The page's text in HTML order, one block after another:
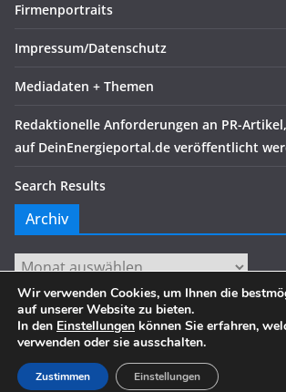
Firmenportraits
Impressum/Datenschutz
Mediadaten + Themen
Redaktionelle Anforderungen an PR-
auf DeinEnergieportal.de veröffentlicht
Search Results
Archiv
Archiv
Copyright © 2026. Alle Rechte
Theme:ColorMag von ThemeGrill.
Wir verwenden Cookies, um Ihnen die
auf unserer Website zu bieten.
In den Einstellungen können Sie erfahren,
verwenden oder sie ausschalten.
Zustimmen Einstellungen